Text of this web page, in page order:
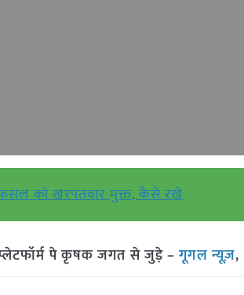
को खरपतवार मुक्त, कैसे रखे
पे कृषक जगत से जुड़े –गूगल न्यूज़